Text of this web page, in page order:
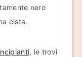
nero
cista.
, le trovi